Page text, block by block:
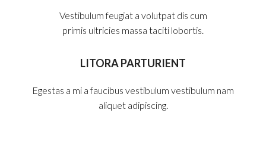
Vestibulum feugiat a volutpat dis cum
primis ultricies massa taciti lobortis.
LITORA PARTURIENT
Egestas a mi a faucibus vestibulum vestibulum nam
aliquet adipiscing.